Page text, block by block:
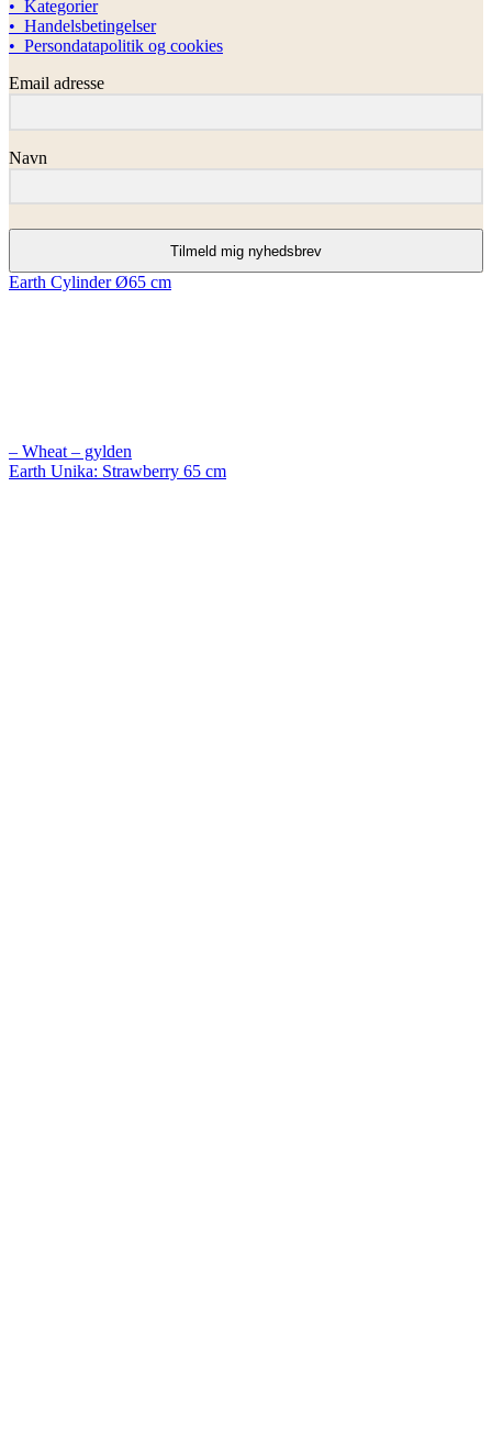
• Kategorier
• Handelsbetingelser
• Persondatapolitik og cookies
Email adresse
Navn
Tilmeld mig nyhedsbrev
Earth Cylinder Ø65 cm
– Wheat – gylden
Earth Unika: Strawberry 65 cm